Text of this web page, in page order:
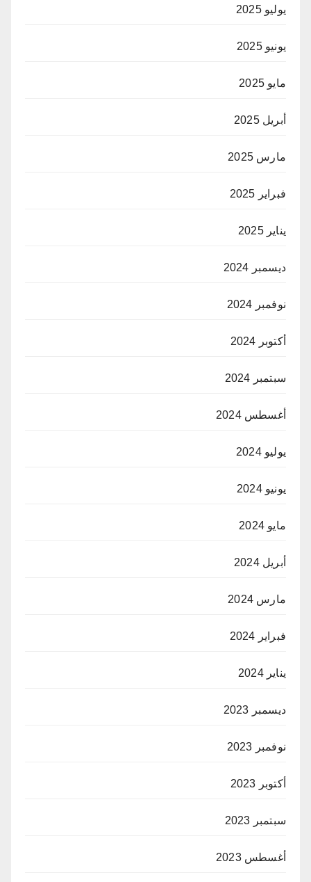
يوليو 2025
يونيو 2025
مايو 2025
أبريل 2025
مارس 2025
فبراير 2025
يناير 2025
ديسمبر 2024
نوفمبر 2024
أكتوبر 2024
سبتمبر 2024
أغسطس 2024
يوليو 2024
يونيو 2024
مايو 2024
أبريل 2024
مارس 2024
فبراير 2024
يناير 2024
ديسمبر 2023
نوفمبر 2023
أكتوبر 2023
سبتمبر 2023
أغسطس 2023